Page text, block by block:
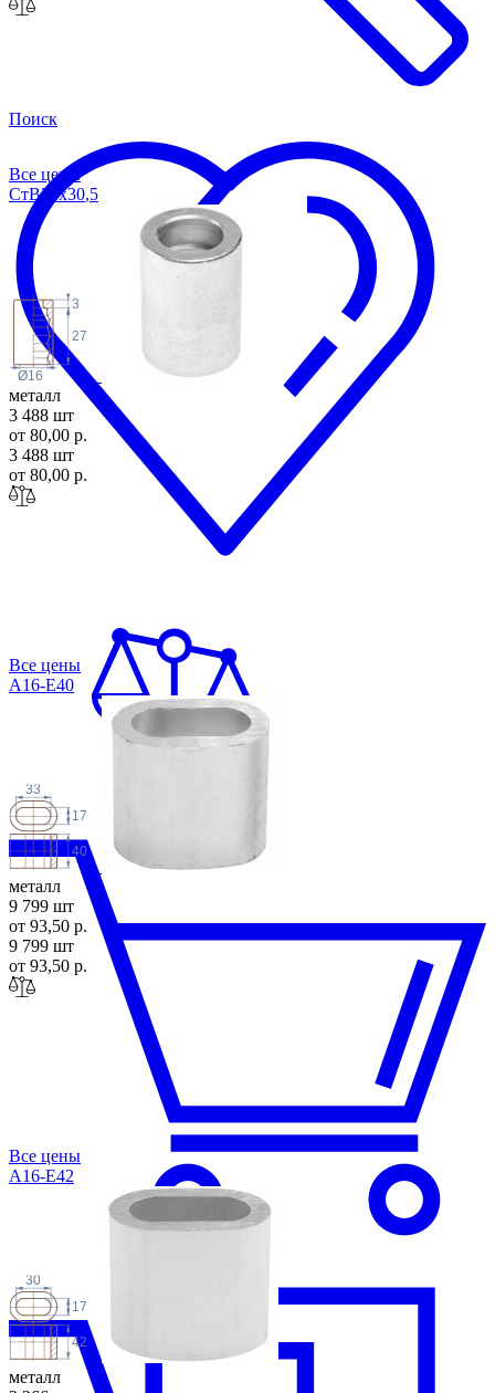
Поиск
Все цены
СтВ23х30,5
Ø16
27
3
металл
3 488 шт
от 80,00 р.
3 488 шт
от 80,00 р.
Все цены
A16-E40
33
17
40
металл
9 799 шт
от 93,50 р.
9 799 шт
от 93,50 р.
Все цены
A16-E42
30
17
42
металл